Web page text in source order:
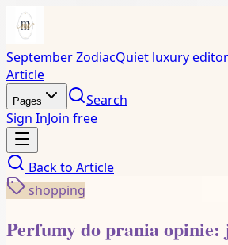
September ZodiacQuiet luxury
Article
Pages
Search
Sign InJoin free
Back to Article
shopping
Perfumy do prania opinie: